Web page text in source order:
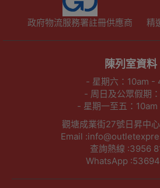
政府物流服務署註冊供應商 精
陳列室資料
- 星期六：10am -
- 周日及公眾假期
- 星期一至五：
觀塘成業街27號日昇中
Email
查詢熱線 :3956
WhatsApp